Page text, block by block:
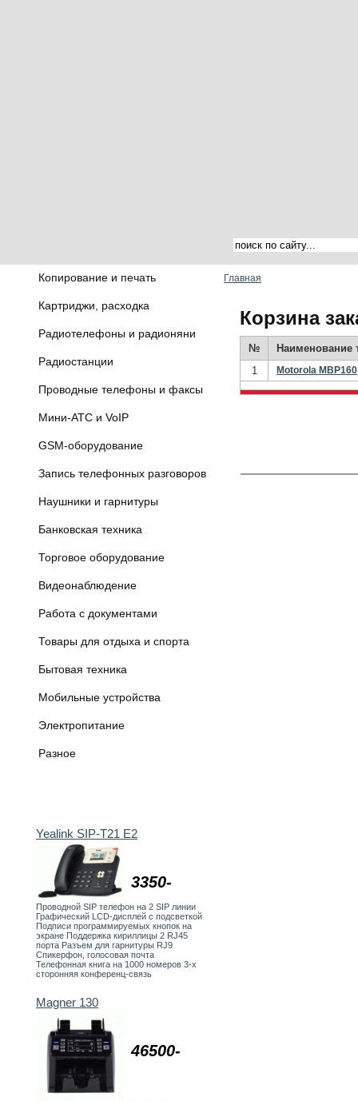
Копирование и печать
Картриджи, расходка
Радиотелефоны и радионяни
Радиостанции
Проводные телефоны и факсы
Мини-АТС и VoIP
GSM-оборудование
Запись телефонных разговоров
Наушники и гарнитуры
Банковская техника
Торговое оборудование
Видеонаблюдение
Работа с документами
Товары для отдыха и спорта
Бытовая техника
Мобильные устройства
Электропитание
Разное
3350-
Yealink SIP-T21 E2
Проводной SIP телефон на 2 SIP линии
Графический LCD-дисплей с подсветкой
Подписи программируемых кнопок на
экране Поддержка кириллицы 2 RJ45
порта Разъем для гарнитуры RJ9
Спикерфон, голосовая почта
Телефонная книга на 1000 номеров 3-х
сторонняя конференц-связь
46500-
Magner 130
Главная
Корзина
№
Наименование
1
Motorola MBP160